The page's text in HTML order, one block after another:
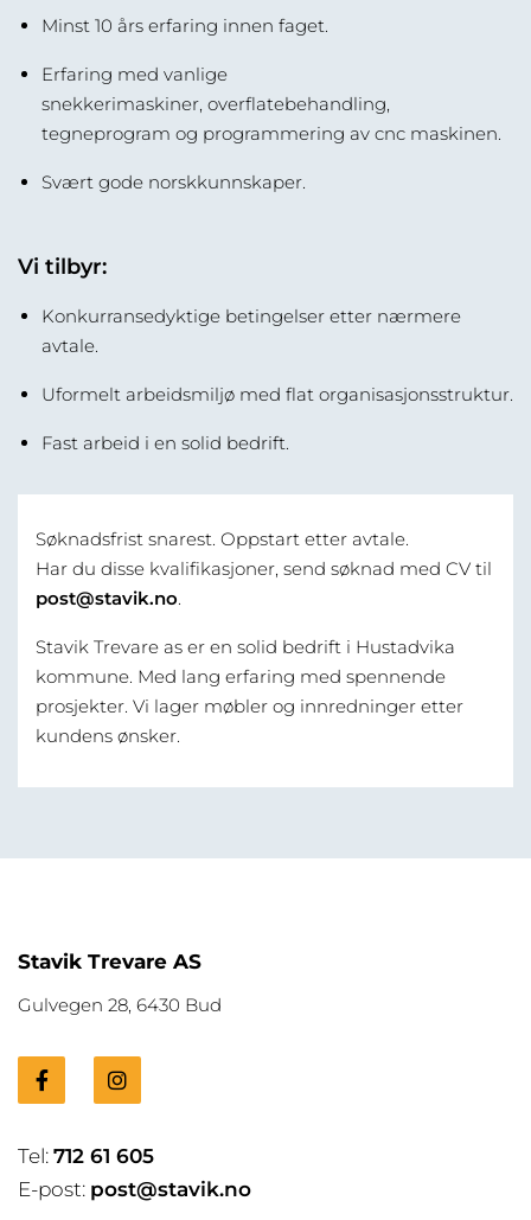
Minst 10 års erfaring innen faget.
Erfaring med vanlige
snekkerimaskiner, overflatebehandling,
tegneprogram og programmering av cnc maskinen.
Svært gode norskkunnskaper.
Vi tilbyr:
Konkurransedyktige betingelser etter nærmere
avtale.
Uformelt arbeidsmiljø med flat organisasjonsstruktur.
Fast arbeid i en solid bedrift.
Søknadsfrist snarest. Oppstart etter avtale.
Har du disse kvalifikasjoner, send søknad med CV til
post@stavik.no.
Stavik Trevare as er en solid bedrift i Hustadvika
kommune. Med lang erfaring med spennende
prosjekter. Vi lager møbler og innredninger etter
kundens ønsker.
Stavik Trevare AS
Gulvegen 28, 6430 Bud
Tel: 712 61 605
E-post: post@stavik.no